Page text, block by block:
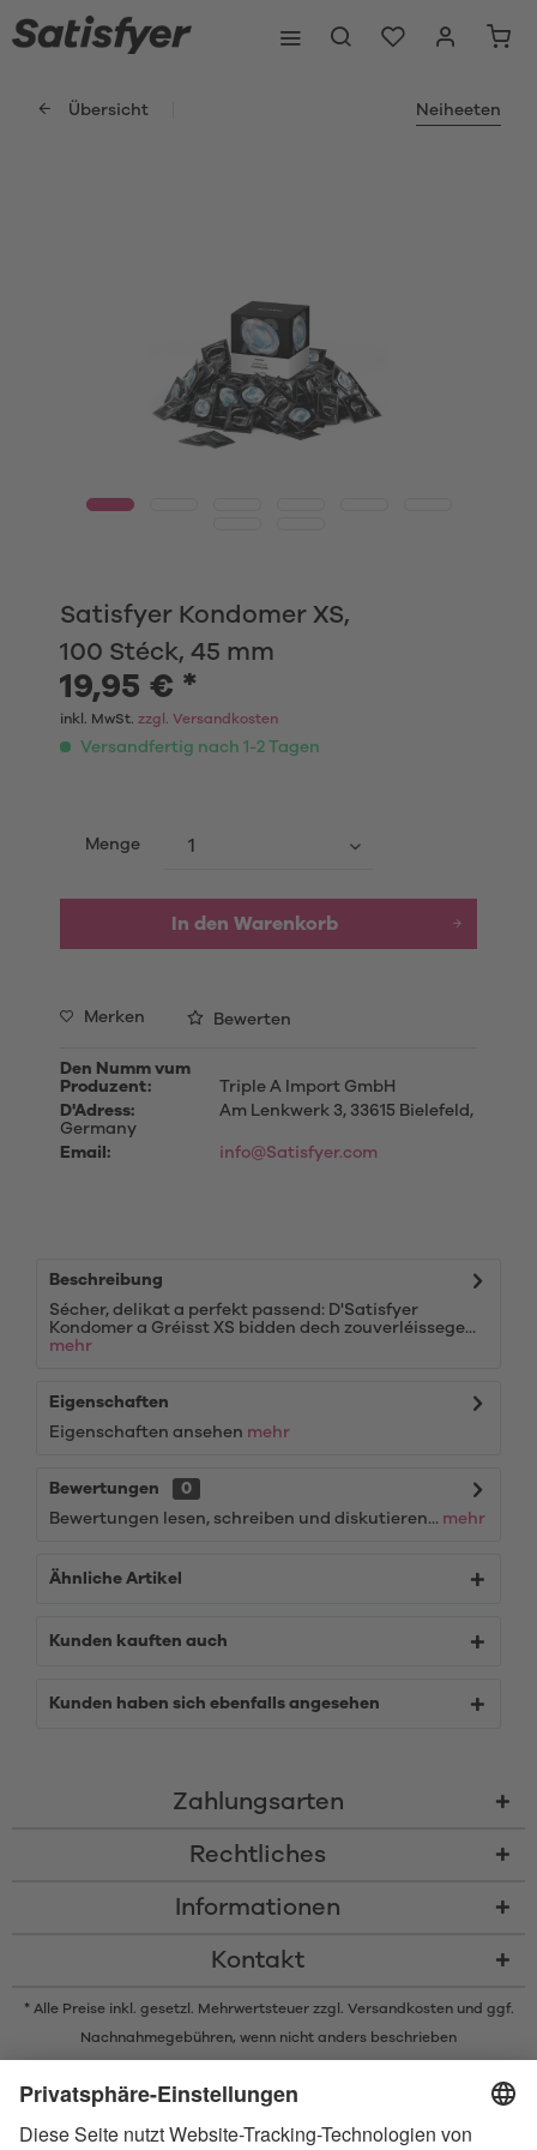
Übersicht Neiheeten
Satisfyer Kondomer XS,
100 Stéck, 45 mm
19,95 € *
inkl. MwSt. zzgl. Versandkosten
Versandfertig nach 1-2 Tagen
Menge
In den Warenkorb
Merken Bewerten
Den Numm vum
Produzent:
Triple A Import GmbH
D'Adress:
Am Lenkwerk 3, 33615 Bielefeld,
Germany
Email:
info@Satisfyer.com
Beschreibung
Sécher, delikat a perfekt passend: D'Satisfyer
Kondomer a Gréisst XS bidden dech zouverléissege...
mehr
Eigenschaften
Eigenschaften ansehen mehr
Bewertungen
0
Bewertungen lesen, schreiben und diskutieren... mehr
Ähnliche Artikel
Kunden kauften auch
Kunden haben sich ebenfalls angesehen
Zahlungsarten
Rechtliches
Informationen
Kontakt
* Alle Preise inkl. gesetzl. Mehrwertsteuer zzgl. Versandkostenund ggf.
Nachnahmegebühren, wenn nicht anders beschrieben
und Eigentum der Bluetooth SIG, Inc. Die Nutzung dieser Marken durch